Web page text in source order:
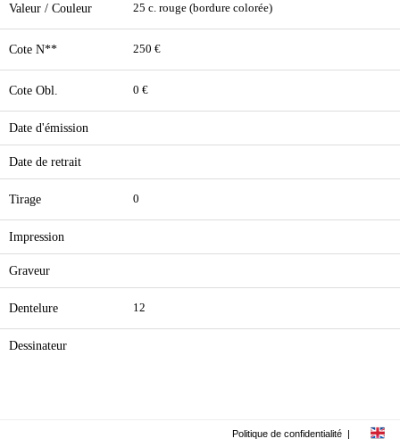
Valeur / Couleur 25 c. rouge (bordure colorée)
Cote N** 250 €
Cote Obl. 0 €
Date d'émission
Date de retrait
Tirage 0
Impression
Graveur
Dentelure 12
Dessinateur
Politique de confidentialité |